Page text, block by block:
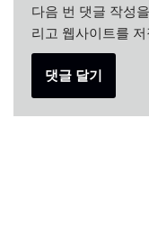
다음 번 댓글 작성
리고 웹사이트를